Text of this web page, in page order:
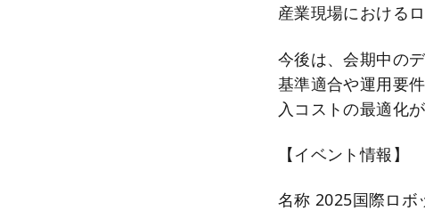
産業現場における
今後は、会期中の
基準適合や運用要
入コストの最適化
【イベント情報】
名称 2025国際ロボ